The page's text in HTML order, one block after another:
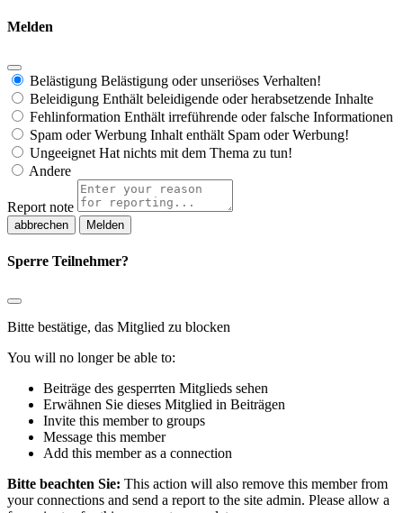
Melden
Belästigung Belästigung oder unseriöses Verhalten!
Beleidigung Enthält beleidigende oder herabsetzende Inhalte
Fehlinformation Enthält irreführende oder falsche Informationen
Spam oder Werbung Inhalt enthält Spam oder Werbung!
Ungeeignet Hat nichts mit dem Thema zu tun!
Andere
Report note
Melden
Sperre Teilnehmer?
Bitte bestätige, das Mitglied zu blocken
You will no longer be able to:
Beiträge des gesperrten Mitglieds sehen
Erwähnen Sie dieses Mitglied in Beiträgen
Invite this member to groups
Message this member
Add this member as a connection
Bitte beachten Sie: This action will also remove this member from
your connections and send a report to the site admin. Please allow a